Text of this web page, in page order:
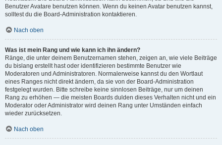
Benutzer Avatare benutzen können. Wenn du keinen Avatar benutzen kannst,
solltest du die Board-Administration kontaktieren.
Nach oben
Was ist mein Rang und wie kann ich ihn ändern?
Ränge, die unter deinem Benutzernamen stehen, zeigen an, wie viele Beiträge
du bislang erstellt hast oder identifizieren bestimmte Benutzer wie
Moderatoren und Administratoren. Normalerweise kannst du den Wortlaut
eines Ranges nicht direkt ändern, da sie von der Board-Administration
festgelegt wurden. Bitte schreibe keine sinnlosen Beiträge, nur um deinen
Rang zu erhöhen — die meisten Boards dulden dieses Verhalten nicht und ein
Moderator oder Administrator wird deinen Rang unter Umständen einfach
wieder zurücksetzen.
Nach oben